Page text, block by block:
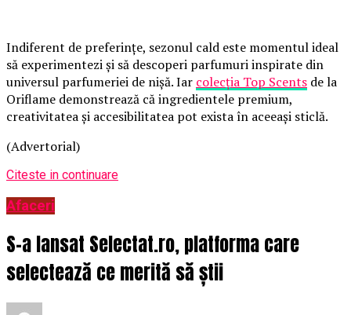
Indiferent de preferințe, sezonul cald este momentul ideal
să experimentezi și să descoperi parfumuri inspirate din
universul parfumeriei de nișă. Iar colecția Top Scents de la
Oriflame demonstrează că ingredientele premium,
creativitatea și accesibilitatea pot exista în aceeași sticlă.
(Advertorial)
Citeste in continuare
Afaceri
S-a lansat Selectat.ro, platforma care
selectează ce merită să știi